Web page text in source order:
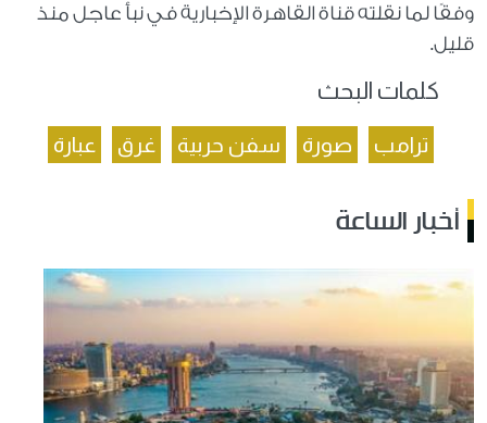
وفقًا لما نقلته قناة القاهرة الإخبارية في نبأ عاجل منذ
قليل.
كلمات البحث
ترامب صورة سفن حربية غرق عبارة
أخبار الساعة